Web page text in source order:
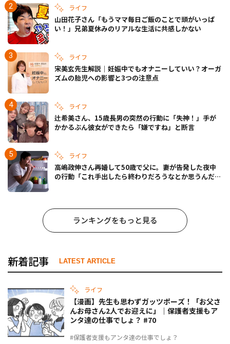
ライフ
山田花子さん「もうママ毎日ご飯のことで頭がいっぱ
い！」兄弟夏休みのリアルな生活に共感しかない
ライフ
宋美玄先生解説｜妊娠中でもオナニーしていい？オーガ
ズムの胎児への影響と3つの注意点
ライフ
辻希美さん、15歳長男の突然の行動に「失神！」手が
かかるぶん彼女ができたら「嫌ですね」と断言
ライフ
高嶋政伸さん再婚して50歳で父に。妻が告発した夜中
の行動「これ手出したら終わりだろうなとか思うんだけ
ランキングをもっと見る
新着記事 LATEST ARTICLE
ライフ
#保護者支援もアンタ達の仕事でしょ？
【漫画】先生も思わずガッツポーズ！「お父さ
んお母さん2人でお迎えに」｜保護者支援もア
ンタ達の仕事でしょ？ #70